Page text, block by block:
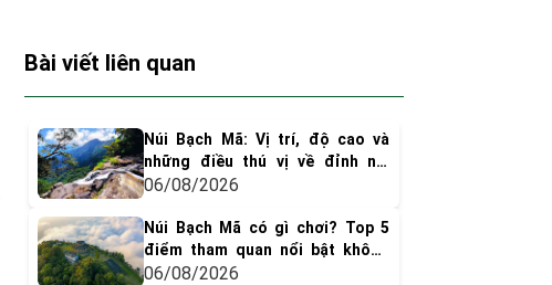
Bài viết liên quan
Núi Bạch Mã: Vị trí, độ cao và
những điều thú vị về đỉnh núi
huyền thoại xứ Huế
06/08/2026
Núi Bạch Mã có gì chơi? Top 5
điểm tham quan nổi bật không
thể bỏ qua
06/08/2026